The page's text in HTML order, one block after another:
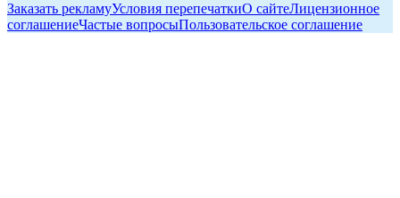
Заказать рекламуУсловия перепечаткиО сайтеЛицензионное
соглашениеЧастые вопросыПользовательское соглашение